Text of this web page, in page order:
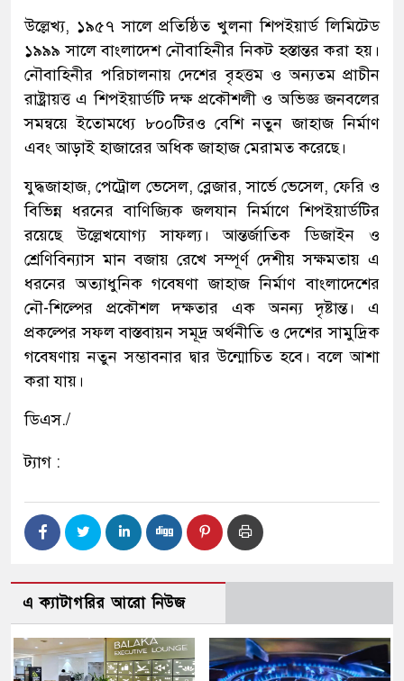
উল্লেখ্য, ১৯৫৭ সালে প্রতিষ্ঠিত খুলনা শিপইয়ার্ড লিমিটেড
১৯৯৯ সালে বাংলাদেশ নৌবাহিনীর নিকট হস্তান্তর করা হয়।
নৌবাহিনীর পরিচালনায় দেশের বৃহত্তম ও অন্যতম প্রাচীন
রাষ্ট্রায়ত্ত এ শিপইয়ার্ডটি দক্ষ প্রকৌশলী ও অভিজ্ঞ জনবলের
সমন্বয়ে ইতোমধ্যে ৮০০টিরও বেশি নতুন জাহাজ নির্মাণ
এবং আড়াই হাজারের অধিক জাহাজ মেরামত করেছে।
যুদ্ধজাহাজ, পেট্রোল ভেসেল, ব্লেজার, সার্ভে ভেসেল, ফেরি ও
বিভিন্ন ধরনের বাণিজ্যিক জলযান নির্মাণে শিপইয়ার্ডটির
রয়েছে উল্লেখযোগ্য সাফল্য। আন্তর্জাতিক ডিজাইন ও
শ্রেণিবিন্যাস মান বজায় রেখে সম্পূর্ণ দেশীয় সক্ষমতায় এ
ধরনের অত্যাধুনিক গবেষণা জাহাজ নির্মাণ বাংলাদেশের
নৌ-শিল্পের প্রকৌশল দক্ষতার এক অনন্য দৃষ্টান্ত। এ
প্রকল্পের সফল বাস্তবায়ন সমূদ্র অর্থনীতি ও দেশের সামুদ্রিক
গবেষণায় নতুন সম্ভাবনার দ্বার উন্মোচিত হবে। বলে আশা
করা যায়।
ডিএস./
ট্যাগ :
এ ক্যাটাগরির আরো নিউজ